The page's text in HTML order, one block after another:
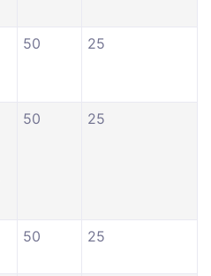
50 25
50 25
50 25